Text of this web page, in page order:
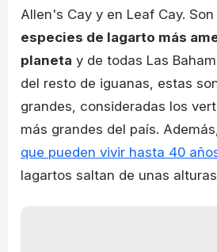
Allen's Cay y en Leaf Cay. Son
especies de lagarto más
planeta y de todas Las
del resto de iguanas, estas
grandes, consideradas los
más grandes del país.
que pueden vivir hasta 40
lagartos saltan de unas